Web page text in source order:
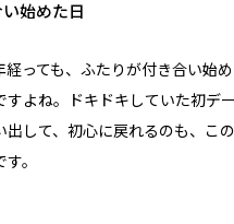
始めた日
経っても、ふたりが付き合い始
すよね。ドキドキしていた初デ
出して、初心に戻れるのも、こ
。